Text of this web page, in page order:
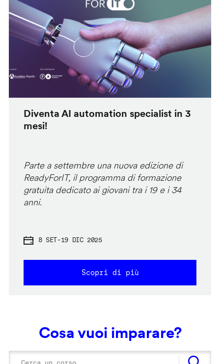
Diventa AI automation specialist in 3
mesi!
Parte a settembre una nuova edizione di
ReadyForIT, il programma di formazione
gratuita dedicato ai giovani tra i 19 e i 34
anni.
8 SET-19 DIC 2025
Scopri di più
Cosa vuoi imparare?